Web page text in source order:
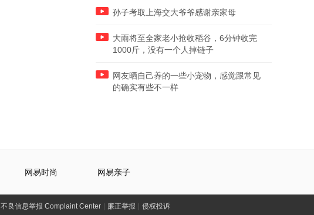
孙子考取上海交大爷爷感谢亲家母
大雨将至全家老小抢收稻谷，6分钟收完
1000斤，没有一个人掉链子
网友晒自己养的一些小宠物，感觉跟常见
的确实有些不一样
网易时尚 网易亲子
不良信息举报 Complaint Center 廉正举报 侵权投诉